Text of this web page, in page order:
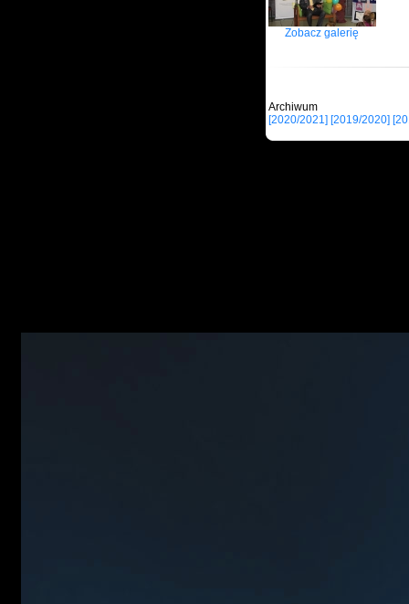
Zobacz galerię
[2020/2021] [2019/2020]